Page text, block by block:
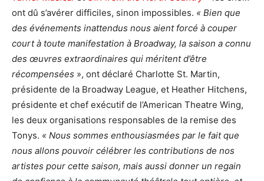
ont dû s’avérer difficiles, sinon impossibles. « Bien que
des événements inattendus nous aient forcé à couper
court à toute manifestation à Broadway, la saison a connu
des œuvres extraordinaires qui méritent d’être
récompensées », ont déclaré Charlotte St. Martin,
présidente de la Broadway League, et Heather Hitchens,
présidente et chef exécutif de l’American Theatre Wing,
les deux organisations responsables de la remise des
Tonys. « Nous sommes enthousiasmées par le fait que
nous allons pouvoir célébrer les contributions de nos
artistes pour cette saison, mais aussi donner un regain